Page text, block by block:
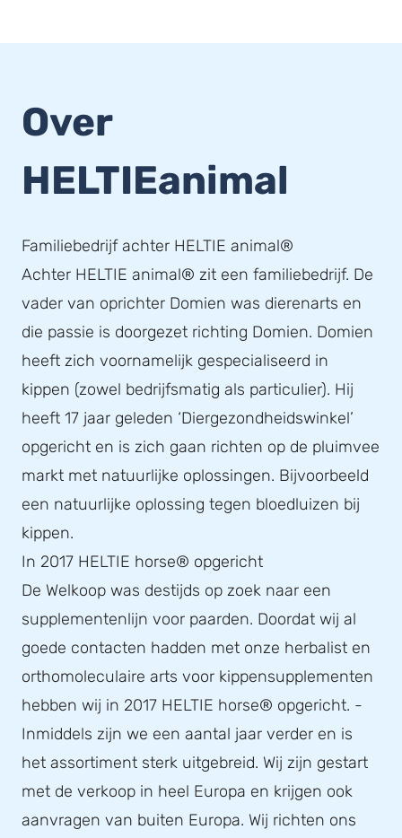
Over
HELTIEanimal
Familiebedrijf achter HELTIE animal®
Achter HELTIE animal® zit een familiebedrijf. De
vader van oprichter Domien was dierenarts en
die passie is doorgezet richting Domien. Domien
heeft zich voornamelijk gespecialiseerd in
kippen (zowel bedrijfsmatig als particulier). Hij
heeft 17 jaar geleden ‘Diergezondheidswinkel’
opgericht en is zich gaan richten op de pluimvee
markt met natuurlijke oplossingen. Bijvoorbeeld
een natuurlijke oplossing tegen bloedluizen bij
kippen.
In 2017 HELTIE horse® opgericht
De Welkoop was destijds op zoek naar een
supplementenlijn voor paarden. Doordat wij al
goede contacten hadden met onze herbalist en
orthomoleculaire arts voor kippensupplementen
hebben wij in 2017 HELTIE horse® opgericht. -
Inmiddels zijn we een aantal jaar verder en is
het assortiment sterk uitgebreid. Wij zijn gestart
met de verkoop in heel Europa en krijgen ook
aanvragen van buiten Europa. Wij richten ons